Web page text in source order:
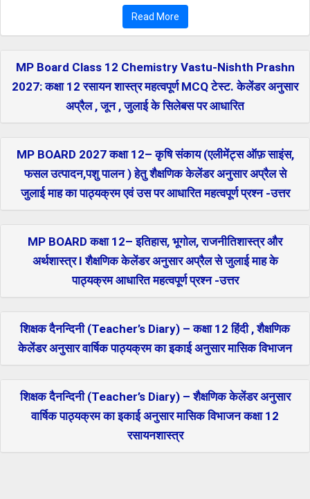
Read More
MP Board Class 12 Chemistry Vastu-Nishth Prashn
2027: कक्षा 12 रसायन शास्त्र महत्वपूर्ण MCQ टेस्ट. केलेंडर अनुसार
अप्रैल , जून , जुलाई के सिलेबस पर आधारित
MP BOARD 2027 कक्षा 12– कृषि संकाय (एलीमेंट्स ऑफ़ साइंस,
फसल उत्पादन,पशु पालन ) हेतु शैक्षणिक केलेंडर अनुसार अप्रैल से
जुलाई माह का पाठ्यक्रम एवं उस पर आधारित महत्वपूर्ण प्रश्न -उत्तर
MP BOARD कक्षा 12– इतिहास, भूगोल, राजनीतिशास्त्र और
अर्थशास्त्र I शैक्षणिक केलेंडर अनुसार अप्रैल से जुलाई माह के
पाठ्यक्रम आधारित महत्वपूर्ण प्रश्न -उत्तर
शिक्षक दैनन्दिनी (Teacher’s Diary) – कक्षा 12 हिंदी , शैक्षणिक
केलेंडर अनुसार वार्षिक पाठ्यक्रम का इकाई अनुसार मासिक विभाजन
शिक्षक दैनन्दिनी (Teacher’s Diary) – शैक्षणिक केलेंडर अनुसार
वार्षिक पाठ्यक्रम का इकाई अनुसार मासिक विभाजन कक्षा 12
रसायनशास्त्र